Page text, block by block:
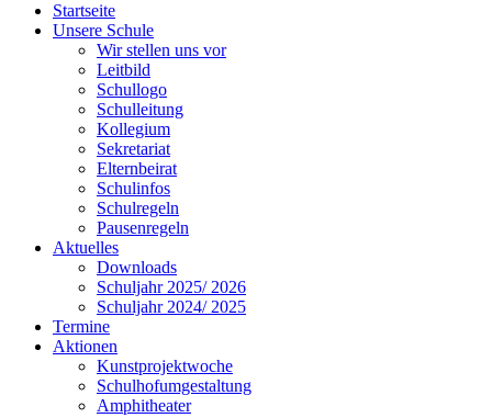
Startseite
Unsere Schule
Wir stellen uns vor
Leitbild
Schullogo
Schulleitung
Kollegium
Sekretariat
Elternbeirat
Schulinfos
Schulregeln
Pausenregeln
Aktuelles
Downloads
Schuljahr 2025/ 2026
Schuljahr 2024/ 2025
Termine
Aktionen
Kunstprojektwoche
Schulhofumgestaltung
Amphitheater